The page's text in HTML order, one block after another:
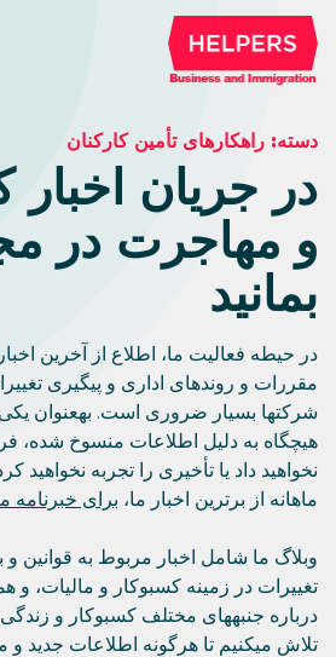
دسته: راهکارهای تأمین کارکنان
در جریان اخبار
و مهاجرت در
بمانید
در حیطه فعالیت ما، اطلاع از آخرین
مقررات و روندهای اداری و پیگیری
هیچگاه به دلیل اطلاعات منسوخ شده،
نخواهید داد یا تأخیری را تجربه
ماهانه از برترین اخبار ما، برای خبرنامه
وبلاگ ما شامل اخبار مربوط به قوانین و
تغییرات در زمینه کسبوکار و مالیات، و
درباره جنبههای مختلف کسبوکار و
تلاش میکنیم تا هرگونه اطلاعات جدید